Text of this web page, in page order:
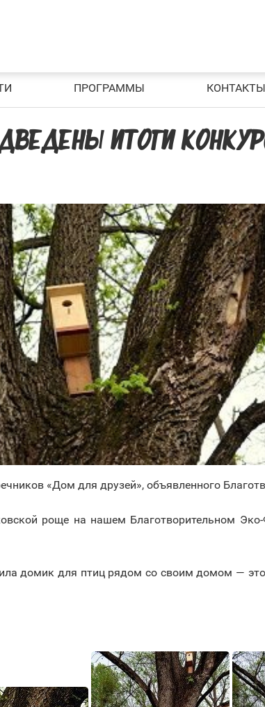
ПРОГРАММЫ КОНТАКТЫ
ИТОГИ
«Дом для друзей», объявленного
роще на нашем Благотворительном
домик для птиц рядом со своим домом — это